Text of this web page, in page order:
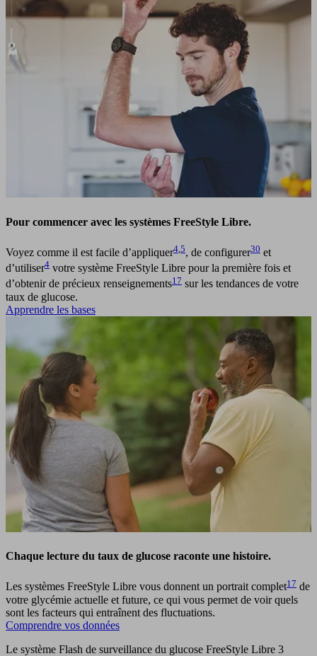
Pour commencer avec les systèmes FreeStyle Libre.
Voyez comme il est facile d’appliquer4 5, de configurer30 et
d’utiliser4 votre système FreeStyle Libre pour la première fois et
d’obtenir de précieux renseignements17 sur les tendances de votre
taux de glucose.
Apprendre les bases
Chaque lecture du taux de glucose raconte une histoire.
Les systèmes FreeStyle Libre vous donnent un portrait complet17 de
votre glycémie actuelle et future, ce qui vous permet de voir quels
sont les facteurs qui entraînent des fluctuations.
Comprendre vos données
Le système Flash de surveillance du glucose FreeStyle Libre 3